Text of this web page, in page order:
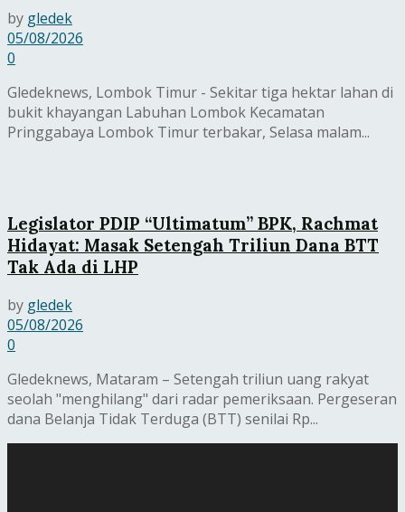
by gledek
05/08/2026
0
Gledeknews, Lombok Timur - Sekitar tiga hektar lahan di
bukit khayangan Labuhan Lombok Kecamatan
Pringgabaya Lombok Timur terbakar, Selasa malam...
Legislator PDIP “Ultimatum” BPK, Rachmat
Hidayat: Masak Setengah Triliun Dana BTT
Tak Ada di LHP
by gledek
05/08/2026
0
Gledeknews, Mataram – Setengah triliun uang rakyat
seolah "menghilang" dari radar pemeriksaan. Pergeseran
dana Belanja Tidak Terduga (BTT) senilai Rp...